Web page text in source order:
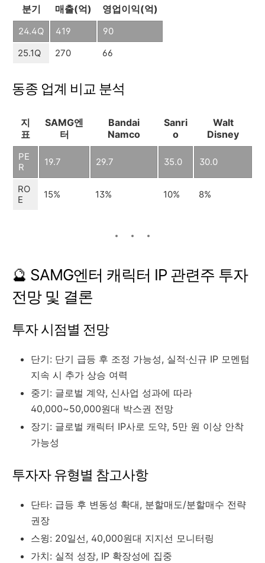
분기 매출(억) 영업이익(억)
24.4Q 419
90
25.1Q
270 66
동종 업계 비교 분석
지
표
SAMG엔
터
Bandai
Namco
Sanri
o
Walt
Disney
PE
R
19.7 29.7 35.0 30.0
RO
E
15% 13% 10% 8%
🔮 SAMG엔터 캐릭터 IP 관련주 투자
전망 및 결론
투자 시점별 전망
단기: 단기 급등 후 조정 가능성, 실적·신규 IP 모멘텀
지속 시 추가 상승 여력
중기: 글로벌 계약, 신사업 성과에 따라
40,000~50,000원대 박스권 전망
장기: 글로벌 캐릭터 IP사로 도약, 5만 원 이상 안착
가능성
투자자 유형별 참고사항
단타: 급등 후 변동성 확대, 분할매도/분할매수 전략
권장
스윙: 20일선, 40,000원대 지지선 모니터링
가치: 실적 성장, IP 확장성에 집중